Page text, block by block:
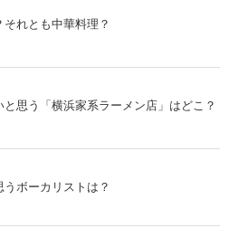
れとも中華料理？
思う「横浜家系ラーメン店」はどこ？
ボーカリストは？